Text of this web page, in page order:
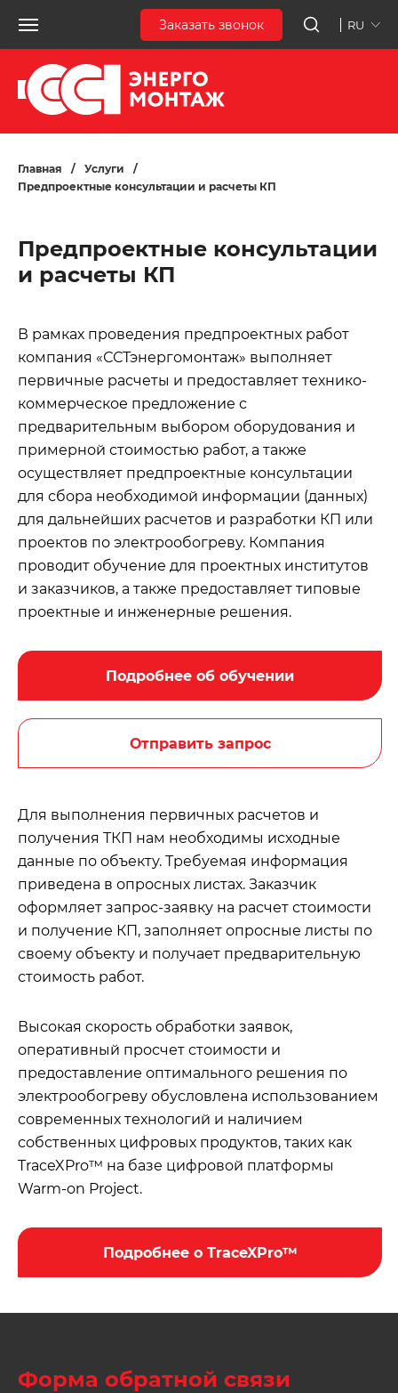
Заказать звонок RU
Главная / Услуги
/
Предпроектные консультации и расчеты КП
Предпроектные консультации
и расчеты КП
В рамках проведения предпроектных работ
компания «ССТэнергомонтаж» выполняет
первичные расчеты и предоставляет технико-
коммерческое предложение с
предварительным выбором оборудования и
примерной стоимостью работ, а также
осуществляет предпроектные консультации
для сбора необходимой информации (данных)
для дальнейших расчетов и разработки КП или
проектов по электрообогреву. Компания
проводит обучение для проектных институтов
и заказчиков, а также предоставляет типовые
проектные и инженерные решения.
Подробнее об обучении
Отправить запрос
Для выполнения первичных расчетов и
получения ТКП нам необходимы исходные
данные по объекту. Требуемая информация
приведена в опросных листах. Заказчик
оформляет запрос-заявку на расчет стоимости
и получение КП, заполняет опросные листы по
своему объекту и получает предварительную
стоимость работ.
Высокая скорость обработки заявок,
оперативный просчет стоимости и
предоставление оптимального решения по
электрообогреву обусловлена использованием
современных технологий и наличием
собственных цифровых продуктов, таких как
TraceXPro™ на базе цифровой платформы
Warm-on Project.
Подробнее о TraceXPro™
Форма обратной связи